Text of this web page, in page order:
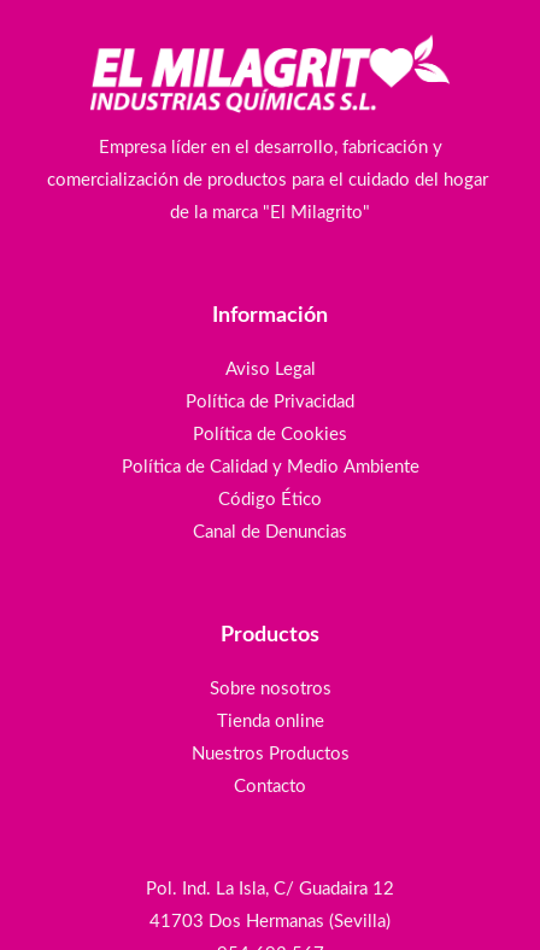
Empresa líder en el desarrollo, fabricación y
comercialización de productos para el cuidado del hogar
de la marca "El Milagrito"
Información
Aviso Legal
Política de Privacidad
Política de Cookies
Política de Calidad y Medio Ambiente
Código Ético
Canal de Denuncias
Productos
Sobre nosotros
Tienda online
Nuestros Productos
Contacto
Pol. Ind. La Isla, C/ Guadaira 12
41703 Dos Hermanas (Sevilla)